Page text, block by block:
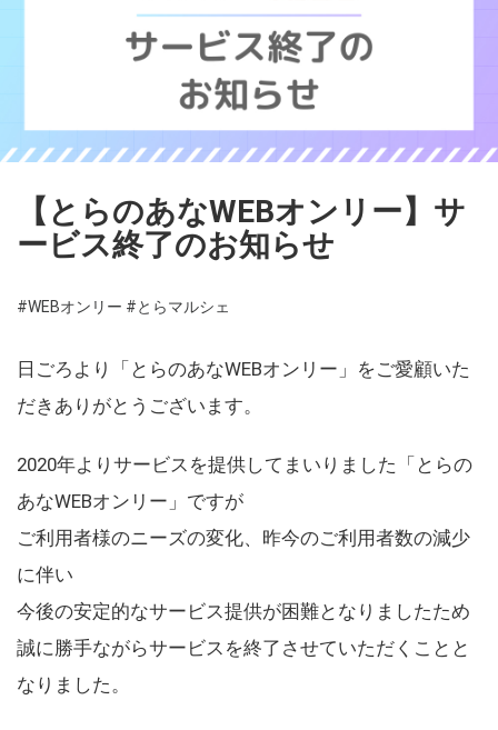
【とらのあなWEBオンリー】サ
ービス終了のお知らせ
#WEBオンリー #とらマルシェ
日ごろより「とらのあなWEBオンリー」をご愛顧いた
だきありがとうございます。
2020年よりサービスを提供してまいりました「とらの
あなWEBオンリー」ですが
ご利用者様のニーズの変化、昨今のご利用者数の減少
に伴い
今後の安定的なサービス提供が困難となりましたため
誠に勝手ながらサービスを終了させていただくことと
なりました。